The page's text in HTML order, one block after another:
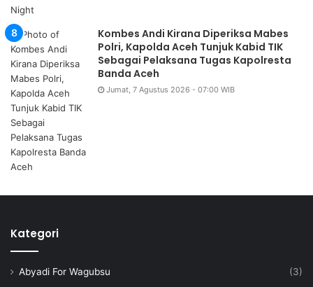
Kombes Andi Kirana Diperiksa Mabes
Polri, Kapolda Aceh Tunjuk Kabid TIK
Sebagai Pelaksana Tugas Kapolresta
Banda Aceh
Jumat, 7 Agustus 2026 - 07:00 WIB
Kategori
Abyadi For Wagubsu
(3)